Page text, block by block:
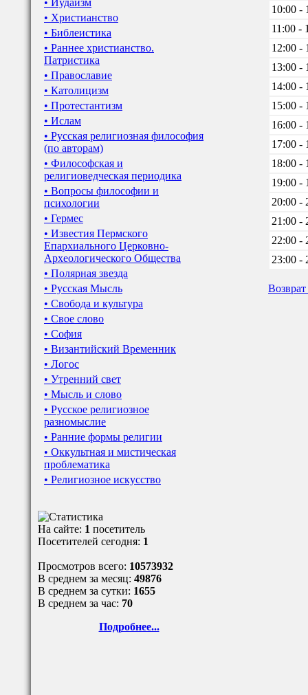
• Иудаизм
• Христианство
• Библеистика
• Раннее христианство.
Патристика
• Православие
• Католицизм
• Протестантизм
• Ислам
• Русская религиозная философия
(по авторам)
• Философская и
религиоведческая периодика
• Вопросы философии и
психологии
• Гермес
• Известия Пермского
Епархиального Церковно-
Археологического Общества
• Полярная звезда
• Русская Мысль
• Свобода и культура
• Свое слово
• София
• Византийский Временник
• Логос
• Утренний свет
• Мысль и слово
• Русское религиозное
разномыслие
• Ранние формы религии
• Оккультная и мистическая
проблематика
• Религиозное искусство
На сайте: 1 посетитель
Посетителей сегодня: 1
Просмотров всего: 10573932
В среднем за месяц: 49876
В среднем за сутки: 1655
В среднем за час: 70
Подробнее...
10:00 -
11:00 -
12:00 -
13:00 -
14:00 -
15:00 -
16:00 -
17:00 -
18:00 -
19:00 -
20:00 -
21:00 -
22:00 -
23:00 -
Возврат